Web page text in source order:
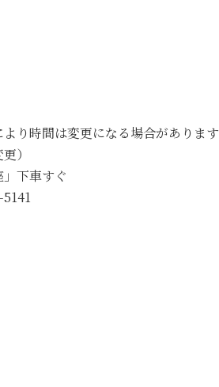
り時間は変更になる場合があります
）
下車すぐ